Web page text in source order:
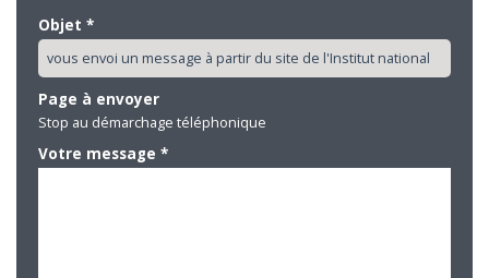
Objet *
Page à envoyer
Stop au démarchage téléphonique
Votre message *